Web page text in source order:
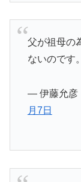
父が祖母の
ないのです
— 伊藤允彦
月7日